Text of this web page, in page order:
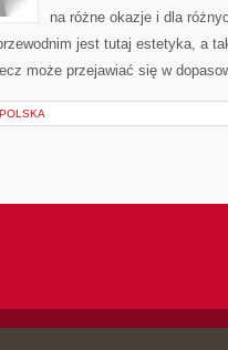
na różne okazje i dla
jest tutaj estetyka, a
może przejawiać się w